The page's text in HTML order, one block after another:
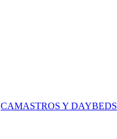
CAMASTROS Y DAYBEDS